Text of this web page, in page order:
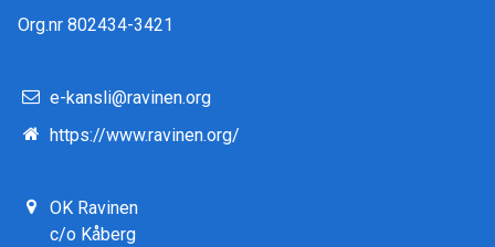
Org.nr 802434-3421
e-kansli@ravinen.org
https://www.ravinen.org/
OK Ravinen
c/o Kåberg